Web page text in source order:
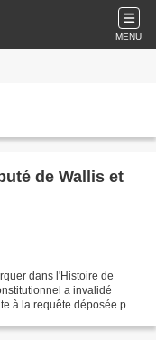
MENU
de Wallis et
dans l'Histoire de
a invalidé
à la requête déposée par